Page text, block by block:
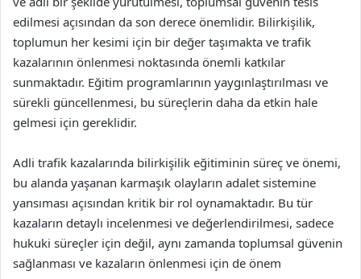
edilmesi açısından da son derece önemlidir. Bilirkişilik,
toplumun her kesimi için bir değer taşımakta ve trafik
kazalarının önlenmesi noktasında önemli katkılar
sunmaktadır. Eğitim programlarının yaygınlaştırılması ve
sürekli güncellenmesi, bu süreçlerin daha da etkin hale
gelmesi için gereklidir.
Adli trafik kazalarında bilirkişilik eğitiminin süreç ve önemi,
bu alanda yaşanan karmaşık olayların adalet sistemine
yansıması açısından kritik bir rol oynamaktadır. Bu tür
kazaların detaylı incelenmesi ve değerlendirilmesi, sadece
hukuki süreçler için değil, aynı zamanda toplumsal güvenin
sağlanması ve kazaların önlenmesi için de önem